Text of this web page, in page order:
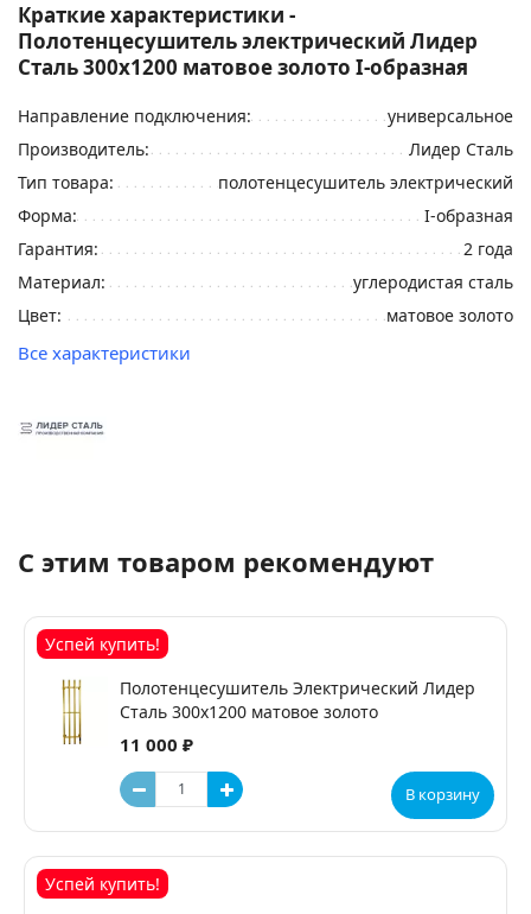
Краткие характеристики -
Полотенцесушитель электрический Лидер
Сталь 300х1200 матовое золото I-образная
Направление подключения:
универсальное
Производитель:
Лидер Сталь
Тип товара:
полотенцесушитель электрический
Форма:
I-образная
Гарантия:
2 года
Материал:
углеродистая сталь
Цвет:
матовое золото
Все характеристики
С этим товаром рекомендуют
Успей купить!
Полотенцесушитель Электрический Лидер
Сталь 300х1200 матовое золото
11 000 ₽
В корзину
Успей купить!